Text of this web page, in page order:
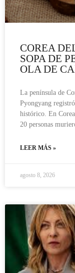
COREA
SOPA DE
OLA DE
La península de
Pyongyang
histórico. En
20 personas
LEER MÁS »
agosto 8, 2026